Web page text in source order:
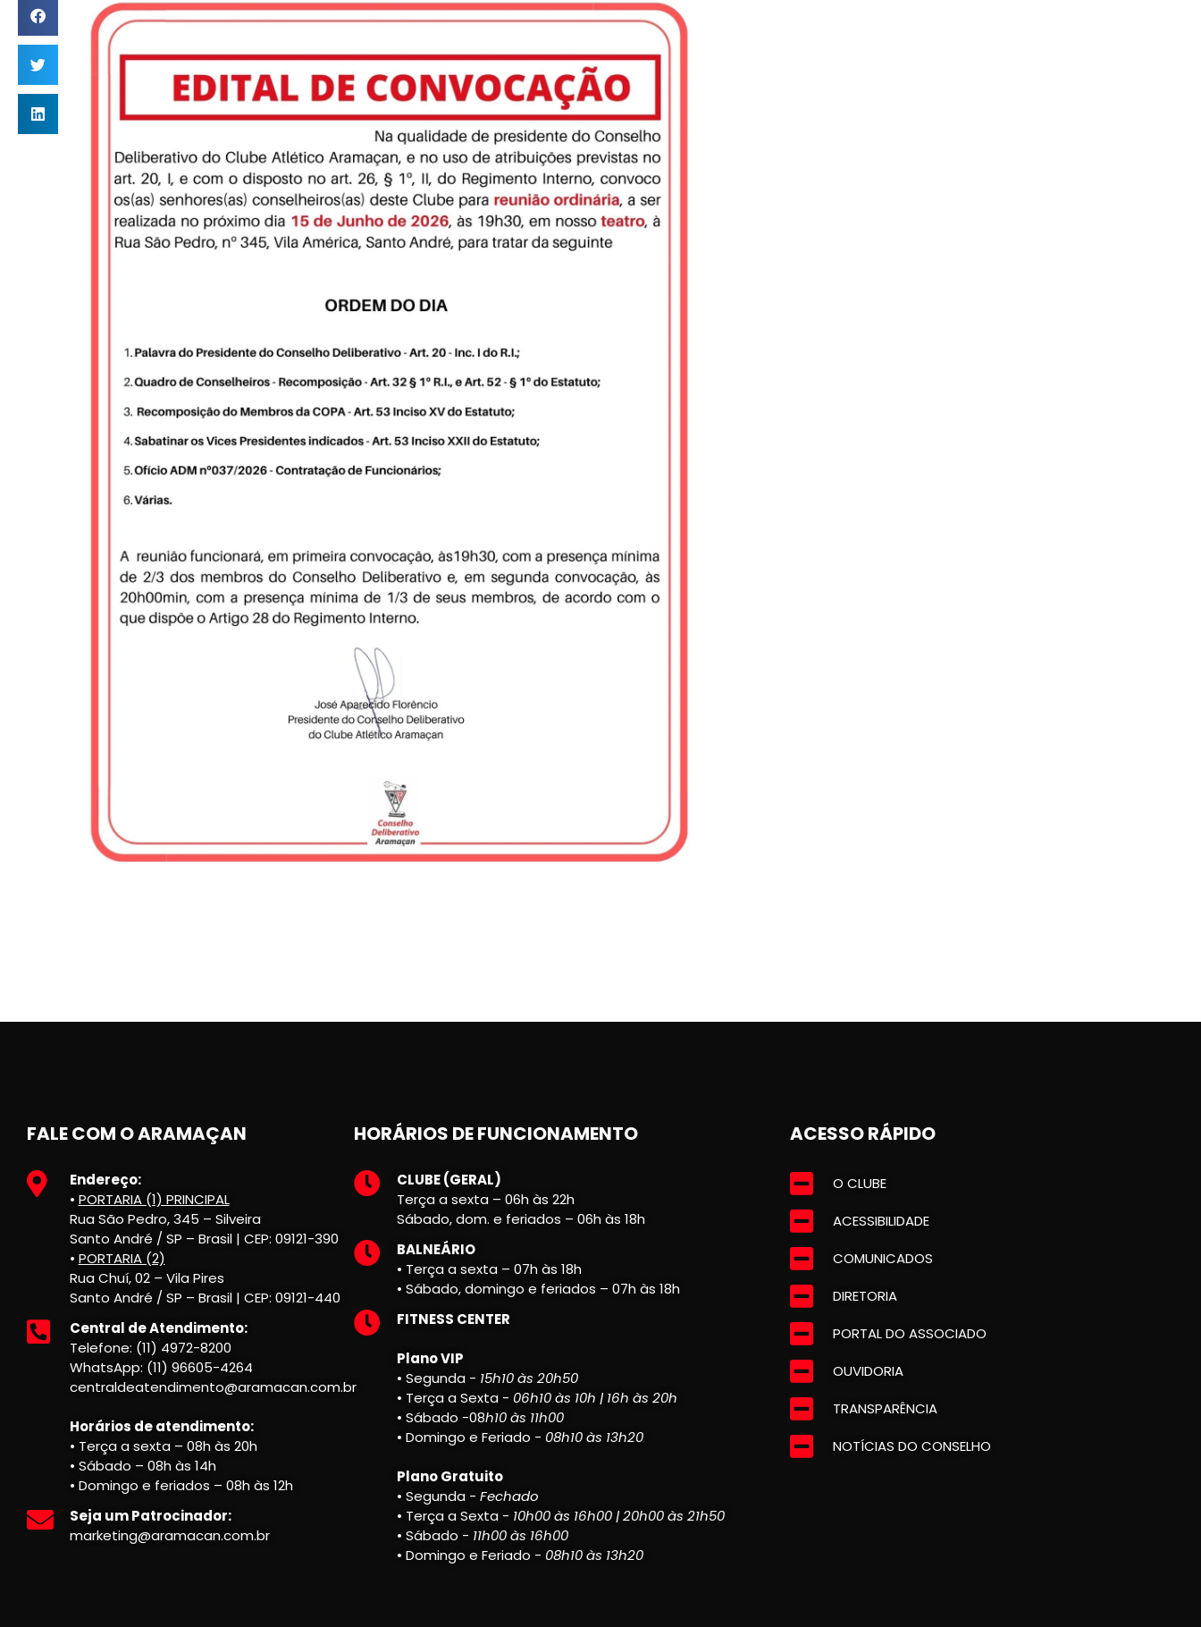
FALE COM O ARAMAÇAN
Endereço:
• PORTARIA (1) PRINCIPAL
Rua São Pedro, 345 – Silveira
Santo André / SP – Brasil | CEP: 09121-390
• PORTARIA (2)
Rua Chuí, 02 – Vila Pires
Santo André / SP – Brasil | CEP: 09121-440
Central de Atendimento:
Telefone: (11) 4972-8200
WhatsApp: (11) 96605-4264
centraldeatendimento@aramacan.com.br
Horários de atendimento:
• Terça a sexta – 08h às 20h
• Sábado – 08h às 14h
• Domingo e feriados – 08h às 12h
Seja um Patrocinador:
marketing@aramacan.com.br
HORÁRIOS DE FUNCIONAMENTO
CLUBE (GERAL)
Terça a sexta – 06h às 22h
Sábado, dom. e feriados – 06h às 18h
BALNEÁRIO
• Terça a sexta – 07h às 18h
• Sábado, domingo e feriados – 07h às 18h
FITNESS CENTER
Plano VIP
• Segunda - 15h10 às 20h50
• Terça a Sexta - 06h10 às 10h | 16h às 20h
• Sábado -08h10 às 11h00
• Domingo e Feriado - 08h10 às 13h20
Plano Gratuito
• Segunda - Fechado
• Terça a Sexta - 10h00 às 16h00 | 20h00 às 21h50
• Sábado - 11h00 às 16h00
• Domingo e Feriado - 08h10 às 13h20
ACESSO RÁPIDO
O CLUBE
ACESSIBILIDADE
COMUNICADOS
DIRETORIA
PORTAL DO ASSOCIADO
OUVIDORIA
TRANSPARÊNCIA
NOTÍCIAS DO CONSELHO